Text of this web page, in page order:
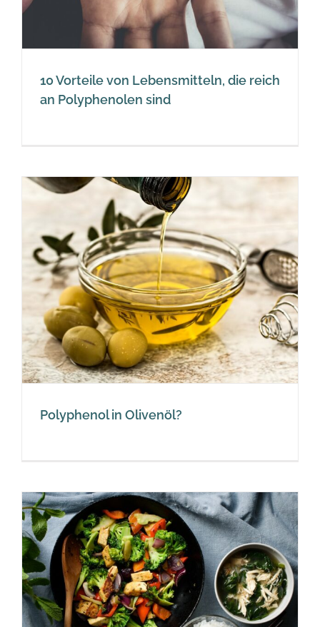
10 Vorteile von Lebensmitteln, die reich
an Polyphenolen sind
Polyphenol in Olivenöl?